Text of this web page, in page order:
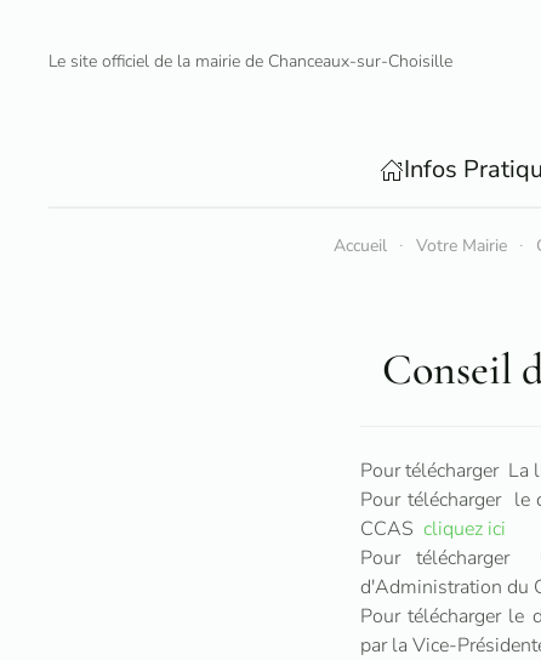
Accéder au contenu principal
Le site officiel de la mairie de Chanceaux-sur-Choisille
Infos
Accueil Votre Mairie
Conseil
Pour télécharger La
Pour télécharger le
CCAS cliquez ici
Pour télécharger
d'Administration du
Pour télécharger le
par la Vice-